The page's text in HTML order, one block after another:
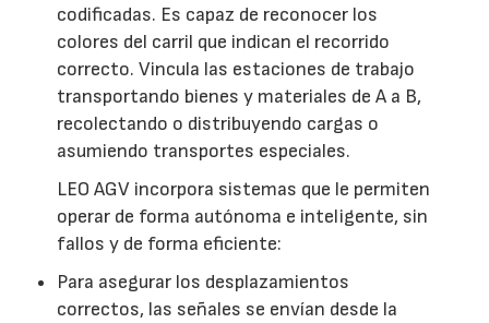
codificadas. Es capaz de reconocer los
colores del carril que indican el recorrido
correcto. Vincula las estaciones de trabajo
transportando bienes y materiales de A a B,
recolectando o distribuyendo cargas o
asumiendo transportes especiales.
LEO AGV incorpora sistemas que le permiten
operar de forma autónoma e inteligente, sin
fallos y de forma eficiente:
Para asegurar los desplazamientos
correctos, las señales se envían desde la